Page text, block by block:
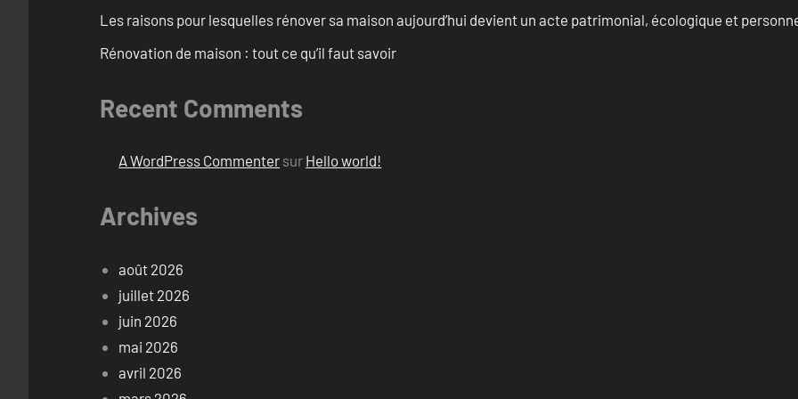
Les raisons pour lesquelles rénover sa maison aujourd’hui devient un acte patrimonial, écologique et
Rénovation de maison : tout ce qu’il faut savoir
Recent Comments
A WordPress Commenter sur Hello world!
Archives
août 2026
juillet 2026
juin 2026
mai 2026
avril 2026